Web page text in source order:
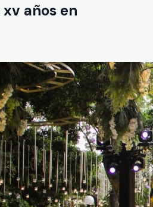
xv años en